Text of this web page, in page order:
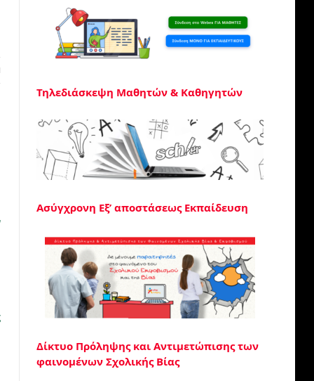
Τηλεδιάσκεψη Μαθητών & Καθηγητών
Ασύγχρονη Εξ’ αποστάσεως Εκπαίδευση
Δίκτυο Πρόληψης και Αντιμετώπισης των
φαινομένων Σχολικής Βίας